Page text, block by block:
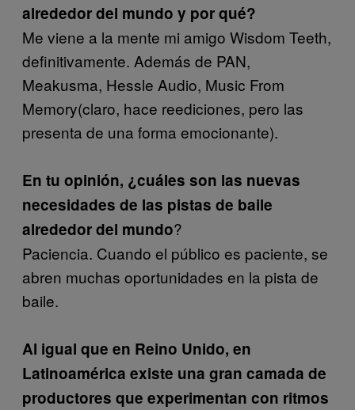
alrededor del mundo y por qué?
Me viene a la mente mi amigo Wisdom Teeth,
definitivamente. Además de PAN,
Meakusma, Hessle Audio, Music From
Memory(claro, hace reediciones, pero las
presenta de una forma emocionante).
En tu opinión, ¿cuáles son las nuevas
necesidades de las pistas de baile
alrededor del mundo?
Paciencia. Cuando el público es paciente, se
abren muchas oportunidades en la pista de
baile.
Al igual que en Reino Unido, en
Latinoamérica existe una gran camada de
productores que experimentan con ritmos